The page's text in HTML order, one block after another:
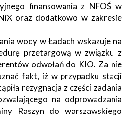
finansowania z NFOŚ w
oraz dodatkowo w zakresie
wody w Ładach wskazuje na
przetargową w związku z
odwołań do KIO. Za nie
fakt, iż w przypadku stacji
rezygnacja z części zadania
na odprowadzania
Raszyn do warszawskiego